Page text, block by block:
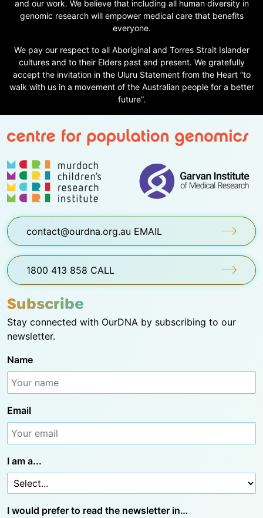
and our work. We believe that including all human diversity in
genomic research will empower medical care that benefits
everyone.
We pay our respect to all Aboriginal and Torres Strait Islander
cultures and to their Elders past and present. We gratefully
accept the invitation in the Uluru Statement from the Heart “to
walk with us in a movement of the Australian people for a better
future”.
contact@ourdna.org.au EMAIL
1800 413 858 CALL
Subscribe
Stay connected with OurDNA by subscribing to our
newsletter.
Name
Email
I am a...
I would prefer to read the newsletter in…